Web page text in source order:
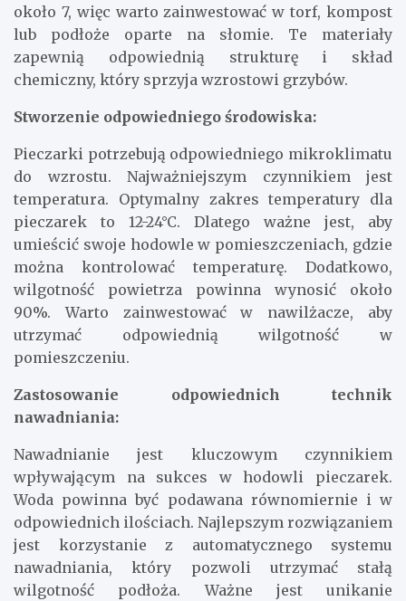
około 7, więc warto zainwestować w torf, kompost
lub podłoże oparte na słomie. Te materiały
zapewnią odpowiednią strukturę i skład
chemiczny, który sprzyja wzrostowi grzybów.
Stworzenie odpowiedniego środowiska:
Pieczarki potrzebują odpowiedniego mikroklimatu
do wzrostu. Najważniejszym czynnikiem jest
temperatura. Optymalny zakres temperatury dla
pieczarek to 12-24°C. Dlatego ważne jest, aby
umieścić swoje hodowle w pomieszczeniach, gdzie
można kontrolować temperaturę. Dodatkowo,
wilgotność powietrza powinna wynosić około
90%. Warto zainwestować w nawilżacze, aby
utrzymać odpowiednią wilgotność w
pomieszczeniu.
Zastosowanie odpowiednich technik
nawadniania:
Nawadnianie jest kluczowym czynnikiem
wpływającym na sukces w hodowli pieczarek.
Woda powinna być podawana równomiernie i w
odpowiednich ilościach. Najlepszym rozwiązaniem
jest korzystanie z automatycznego systemu
nawadniania, który pozwoli utrzymać stałą
wilgotność podłoża. Ważne jest unikanie